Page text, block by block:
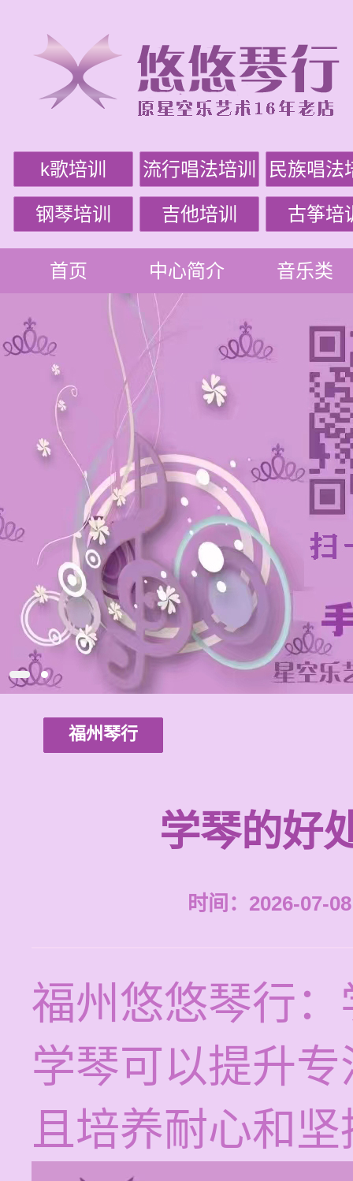
k歌培训 流行唱法培训 民族唱法
钢琴培训 吉他培训 古筝培
首页 中心简介 音乐类
福州琴行
学琴的好
时间：2026-07-
福州悠悠琴行
学琴可以提升
且培养耐心和